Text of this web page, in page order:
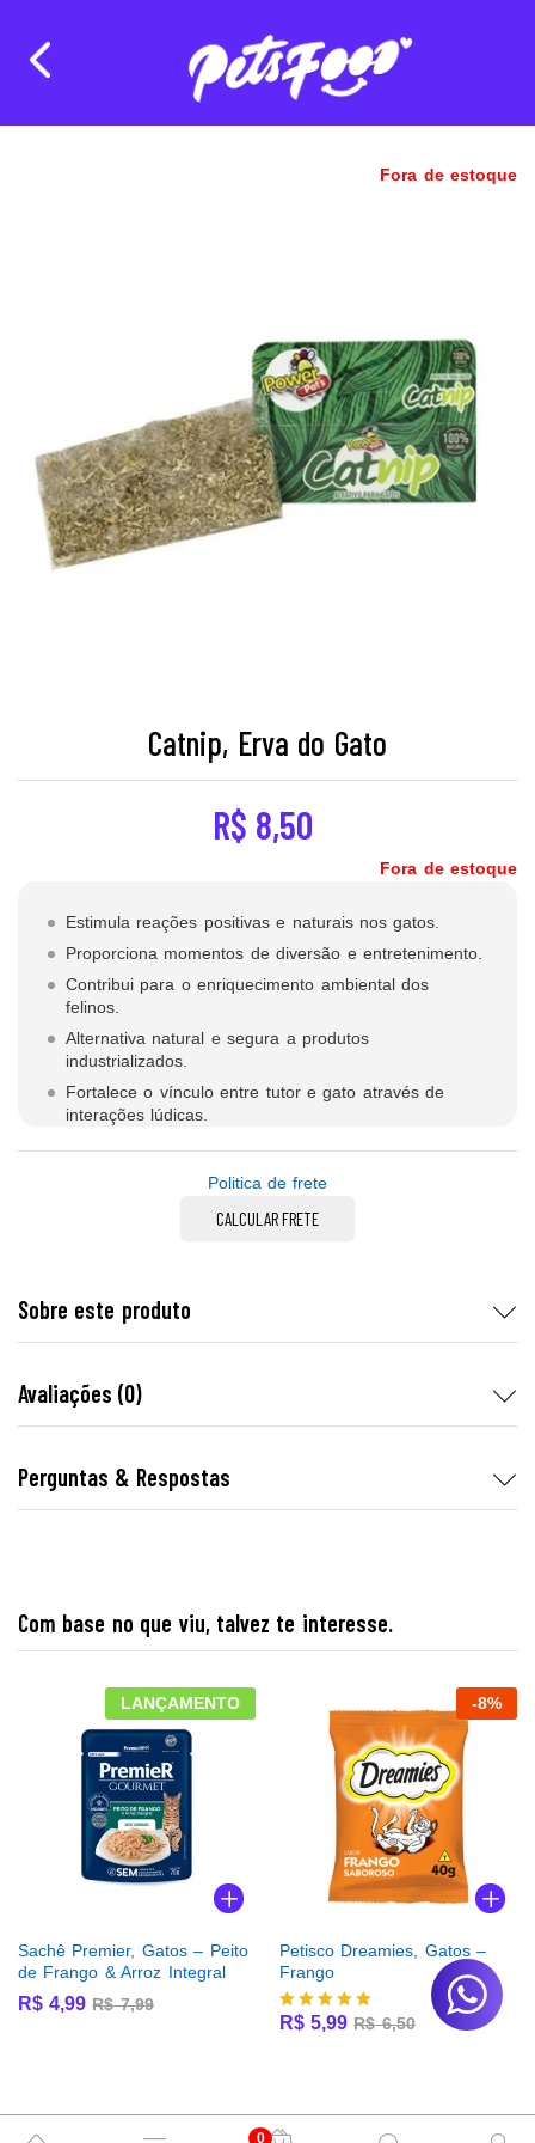
Fora de estoque
Catnip, Erva do Gato
R$ 8,50
Fora de estoque
Estimula reações positivas e naturais nos gatos.
Proporciona momentos de diversão e entretenimento.
Contribui para o enriquecimento ambiental dos
felinos.
Alternativa natural e segura a produtos
industrializados.
Fortalece o vínculo entre tutor e gato através de
interações lúdicas.
Politica de frete
CALCULAR FRETE
Sobre este produto
Avaliações (0)
Perguntas & Respostas
Com base no que viu, talvez te interesse.
LANÇAMENTO
Sachê Premier, Gatos – Peito
de Frango & Arroz Integral
R$ 4,99 R$7,99
-8%
Petisco Dreamies, Gatos –
Frango
Avaliação
R$ 5,99 R$6,50
0